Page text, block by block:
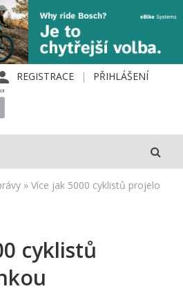
REGISTRACE PŘIHLÁŠENÍ
» Více jak 5000 cyklistů projelo
cyklistů